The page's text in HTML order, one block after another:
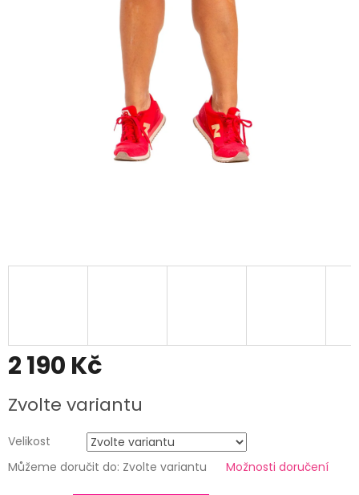
2 190 Kč
cena:
Zvolte variantu
Velikost
Můžeme doručit do: Zvolte variantu Možnosti doručení